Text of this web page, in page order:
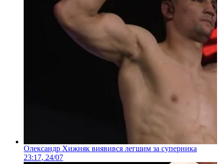
Олександр Хижняк виявився легшим за суперника
23:17, 24/07